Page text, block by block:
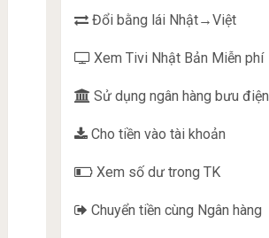
Đổi bằng lái Nhật→Việt
Xem Tivi Nhật Bản Miễn phí
Sử dụng ngân hàng bưu điện
Cho tiền vào tài khoản
Xem số dư trong TK
Chuyển tiền cùng Ngân hàng